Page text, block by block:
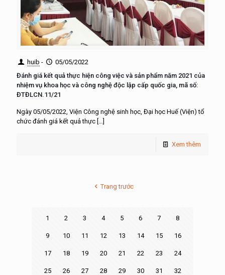
huib -
05/05/2022
Đánh giá kết quả thực hiện công việc và sản phẩm năm 2021 của
nhiệm vụ khoa học và công nghệ độc lập cấp quốc gia, mã số:
ĐTĐLCN.11/21
Ngày 05/05/2022, Viện Công nghệ sinh học, Đại học Huế (Viện) tổ
chức đánh giá kết quả thực […]
Xem thêm
Trang trước
1 2 3 4 5 6 7 8
9 10 11 12 13 14 15 16
17 18 19 20 21 22 23 24
25 26 27 28 29 30 31 32